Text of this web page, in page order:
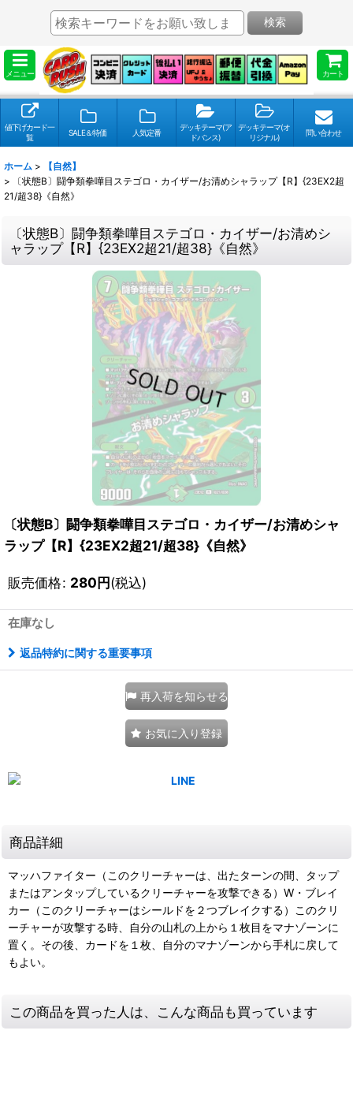
メニュー カート
検索
値下げカード一
覧
SALE＆特価 人気定番
デッキテーマ(ア
ドバンス)
デッキテーマ(オ
リジナル)
問い合わせ
ホーム >
【自然】
>
〔状態B〕闘争類拳嘩目ステゴロ・カイザー/お清めシャラップ【R】{23EX2超
21/超38}《自然》
〔状態B〕闘争類拳嘩目ステゴロ・カイザー/お清めシ
ャラップ【R】{23EX2超21/超38}《自然》
〔状態B〕闘争類拳嘩目ステゴロ・カイザー/お清めシャ
ラップ【R】{23EX2超21/超38}《自然》
販売価格: 280円(税込)
在庫なし
返品特約に関する重要事項
再入荷を知らせる
お気に入り登録
商品詳細
マッハファイター（このクリーチャーは、出たターンの間、タップ
またはアンタップしているクリーチャーを攻撃できる）W・ブレイ
カー（このクリーチャーはシールドを２つブレイクする）このクリ
ーチャーが攻撃する時、自分の山札の上から１枚目をマナゾーンに
置く。その後、カードを１枚、自分のマナゾーンから手札に戻して
もよい。
この商品を買った人は、こんな商品も買っています